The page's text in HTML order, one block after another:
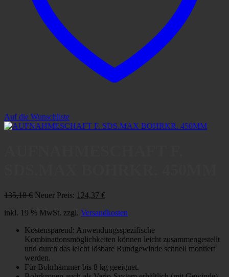
Auf die Wunschliste
135,18€ Ursprünglicher
war:
Neuer Preis: 124,37 €Aktueller
ist:
inkl. 19 % MwSt. zzgl. Versandkosten
Kostensparend: Anwendungsspezifische
Kombinationsmöglichkeiten können leicht zusammengestellt
und durch das leicht lösbare Rundgewinde schnell montiert
werden.
Für Bohrhämmer bis 8 kg geeignet.